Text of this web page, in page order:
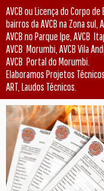
AVCB ou Licença do Corpo
bairros da AVCB na Zona sul,
AVCB no Parque Ipe, AVCB
AVCB Morumbi, AVCB Vila
AVCB Portal do Morumbi.
Elaboramos Projetos
ART, Laudos Técnicos.